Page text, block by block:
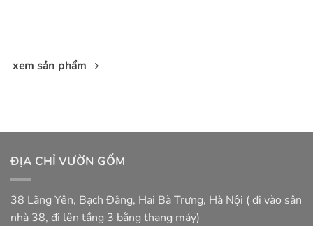
xem sản phẩm
ĐỊA CHỈ VƯỜN GỐM
38 Lãng Yên, Bạch Đằng, Hai Bà Trưng, Hà Nội ( đi vào sân
nhà 38, đi lên tầng 3 bằng thang máy)